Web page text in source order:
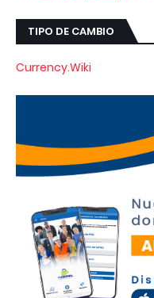
TIPO DE CAMBIO
Currency.Wiki